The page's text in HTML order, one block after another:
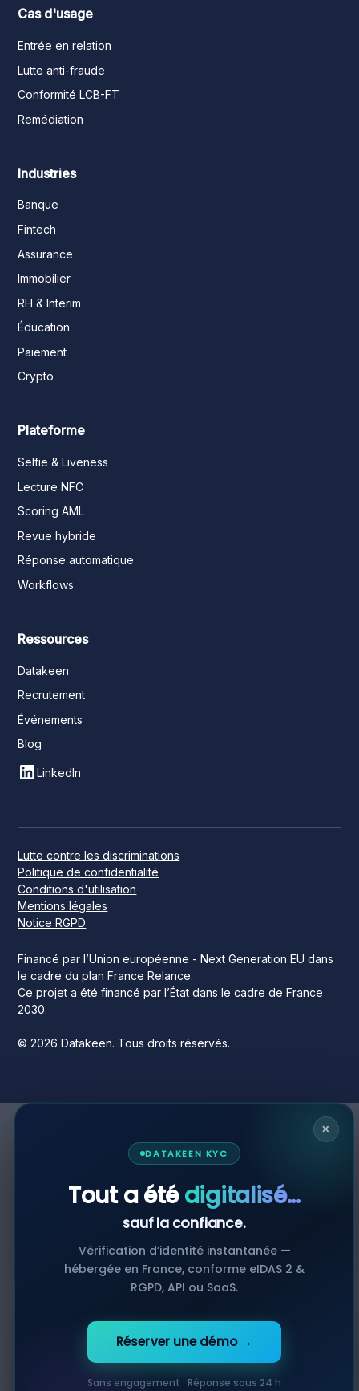
Our website use cookies. By continuing navigating, we
assume your permission to deploy cookies as detailed
in our Privacy Policy.
Cas d'usage
Entrée en relation
Lutte anti-fraude
Conformité LCB-FT
Remédiation
Industries
Banque
Fintech
Assurance
Immobilier
RH & Interim
Éducation
Paiement
Crypto
Plateforme
Selfie & Liveness
Lecture NFC
Scoring AML
Revue hybride
Réponse automatique
Workflows
Ressources
Datakeen
Recrutement
Événements
Blog
LinkedIn
Financé par l’Union européenne - Next Generation EU dans
le cadre du plan France Relance.
Ce projet a été financé par l’État dans le cadre de France
2030.
© 2026 Datakeen. Tous droits réservés.
Lutte contre les discriminations
Politique de confidentialité
Conditions d'utilisation
Mentions légales
Notice RGPD
×
DATAKEEN KYC
Tout a étédigitalisé...
sauf la confiance.
Vérification d’identité instantanée —
hébergée en France, conforme eIDAS 2 &
RGPD, API ou SaaS.
Réserver une démo →
Sans engagement · Réponse sous 24 h